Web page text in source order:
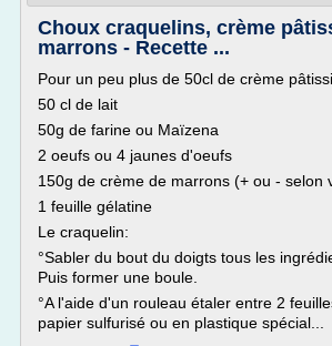
Choux craquelins, crème
marrons - Recette ...
Pour un peu plus de 50cl de crème
50 cl de lait
50g de farine ou Maïzena
2 oeufs ou 4 jaunes d'oeufs
150g de crème de marrons (+ ou - selon
1 feuille gélatine
Le craquelin:
°Sabler du bout du doigts tous les
Puis former une boule.
°A l'aide d'un rouleau étaler entre 2
papier sulfurisé ou en plastique spécial...